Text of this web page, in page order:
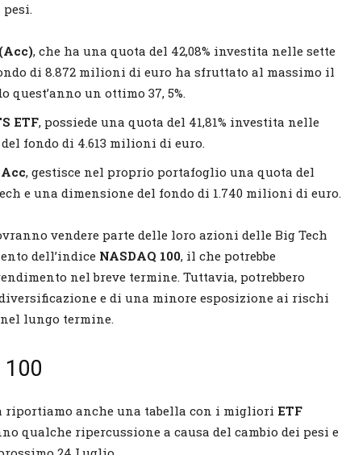
, che ha una quota del 42,08% investita nelle sette
di 8.872 milioni di euro ha sfruttato al massimo il
un ottimo 37, 5%.
ETF, possiede una quota del 41,81% investita nelle
fondo di 4.613 milioni di euro.
, gestisce nel proprio portafoglio una quota del
e una dimensione del fondo di 1.740 milioni di euro.
vendere parte delle loro azioni delle Big Tech
dell’indice NASDAQ 100, il che potrebbe
nel breve termine. Tuttavia, potrebbero
e di una minore esposizione ai rischi
lungo termine.
100
riportiamo anche una tabella con i migliori ETF
qualche ripercussione a causa del cambio dei pesi e